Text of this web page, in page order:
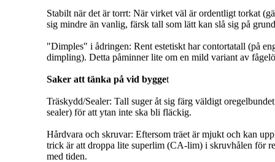
Stabilt när det är torrt: När virket väl är ordentligt torkat
sig mindre än vanlig, färsk tall som lätt kan slå sig på
"Dimples" i ådringen: Rent estetiskt har contortatall (på
dimpling). Detta påminner lite om en mild variant av
Saker att tänka på vid bygget
Träskydd/Sealer: Tall suger åt sig färg väldigt
sealer) för att ytan inte ska bli fläckig.
Hårdvara och skruvar: Eftersom träet är mjukt och kan
trick är att droppa lite superlim (CA-lim) i skruvhålen för
med tiden.